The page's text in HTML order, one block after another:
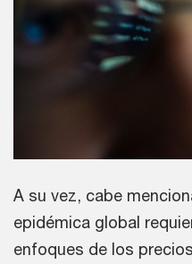
A su vez, cabe
epidémica global
enfoques de los